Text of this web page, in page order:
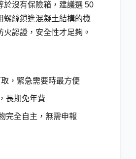
於沒有保險箱，建議選 50
螺絲鎖進混凝土結構的機
火認證，安全性才足夠。
，緊急需要時最方便
長期免年費
完全自主，無需申報